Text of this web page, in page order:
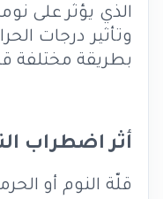
الذي يؤثر على
وتأثير درجات
بطريقة مختلفة
أثر اضطراب
قلّة النوم أو